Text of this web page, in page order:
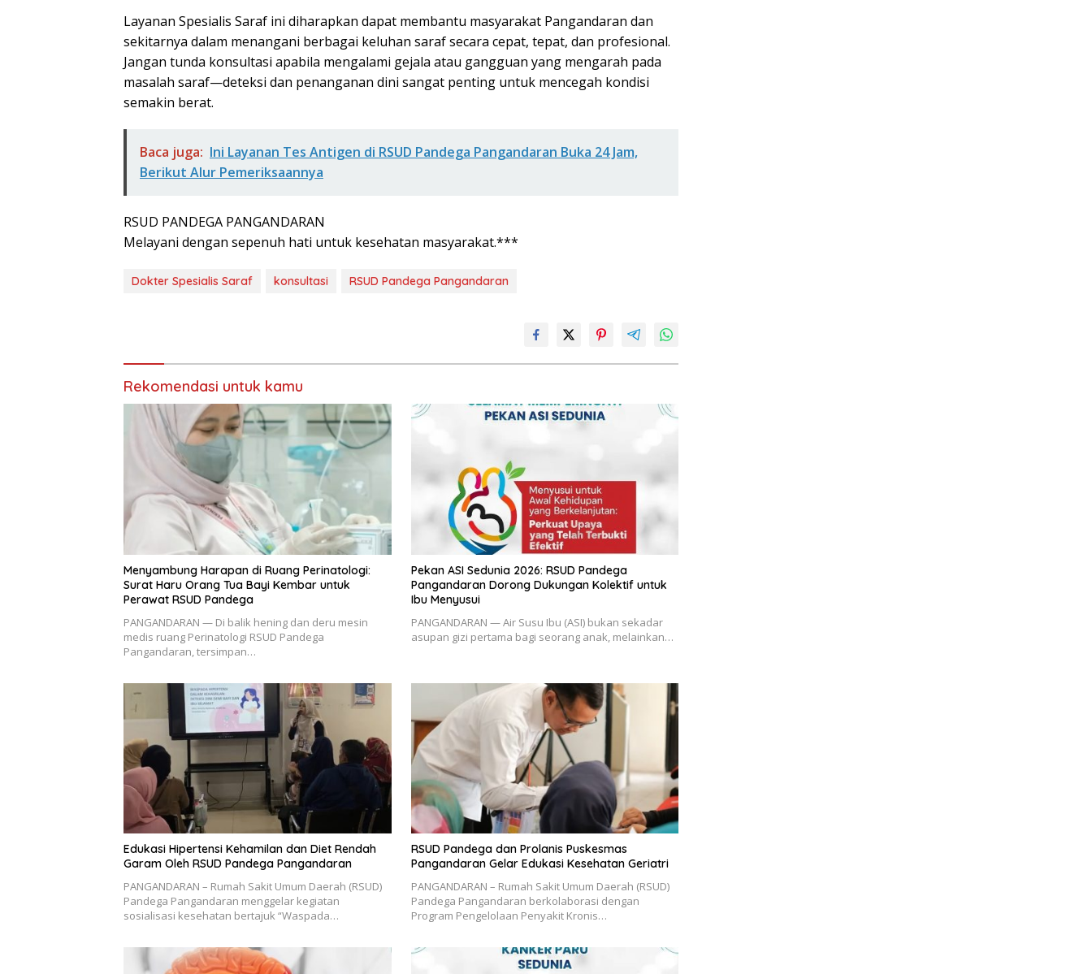
Layanan Spesialis Saraf ini diharapkan dapat membantu masyarakat Pangandaran dan
sekitarnya dalam menangani berbagai keluhan saraf secara cepat, tepat, dan profesional.
Jangan tunda konsultasi apabila mengalami gejala atau gangguan yang mengarah pada
masalah saraf—deteksi dan penanganan dini sangat penting untuk mencegah kondisi
semakin berat.
Baca juga: Ini Layanan Tes Antigen di RSUD Pandega Pangandaran Buka 24 Jam,
Berikut Alur Pemeriksaannya
RSUD PANDEGA PANGANDARAN
Melayani dengan sepenuh hati untuk kesehatan masyarakat.***
Dokter Spesialis Saraf konsultasi RSUD Pandega Pangandaran
Rekomendasi untuk kamu
Menyambung Harapan di Ruang Perinatologi:
Surat Haru Orang Tua Bayi Kembar untuk
Perawat RSUD Pandega
PANGANDARAN — Di balik hening dan deru mesin
medis ruang Perinatologi RSUD Pandega
Pangandaran, tersimpan…
Pekan ASI Sedunia 2026: RSUD Pandega
Pangandaran Dorong Dukungan Kolektif untuk
Ibu Menyusui
PANGANDARAN — Air Susu Ibu (ASI) bukan sekadar
asupan gizi pertama bagi seorang anak, melainkan…
Edukasi Hipertensi Kehamilan dan Diet Rendah
Garam Oleh RSUD Pandega Pangandaran
PANGANDARAN – Rumah Sakit Umum Daerah (RSUD)
Pandega Pangandaran menggelar kegiatan
sosialisasi kesehatan bertajuk “Waspada…
RSUD Pandega dan Prolanis Puskesmas
Pangandaran Gelar Edukasi Kesehatan Geriatri
PANGANDARAN – Rumah Sakit Umum Daerah (RSUD)
Pandega Pangandaran berkolaborasi dengan
Program Pengelolaan Penyakit Kronis…